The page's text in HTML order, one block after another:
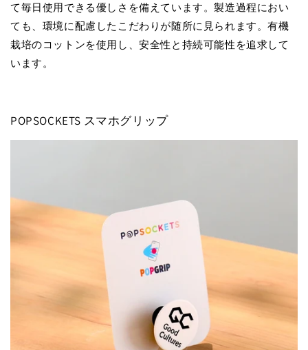
て毎日使用できる優しさを備えています。製造過程におい
ても、環境に配慮したこだわりが随所に見られます。有機
栽培のコットンを使用し、安全性と持続可能性を追求して
います。
POPSOCKETS スマホグリップ